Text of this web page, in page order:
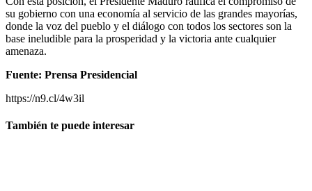
su gobierno con una economía al servicio de las grandes mayorías,
donde la voz del pueblo y el diálogo con todos los sectores son la
base ineludible para la prosperidad y la victoria ante cualquier
amenaza.
Fuente: Prensa Presidencial
https://n9.cl/4w3il
También te puede interesar